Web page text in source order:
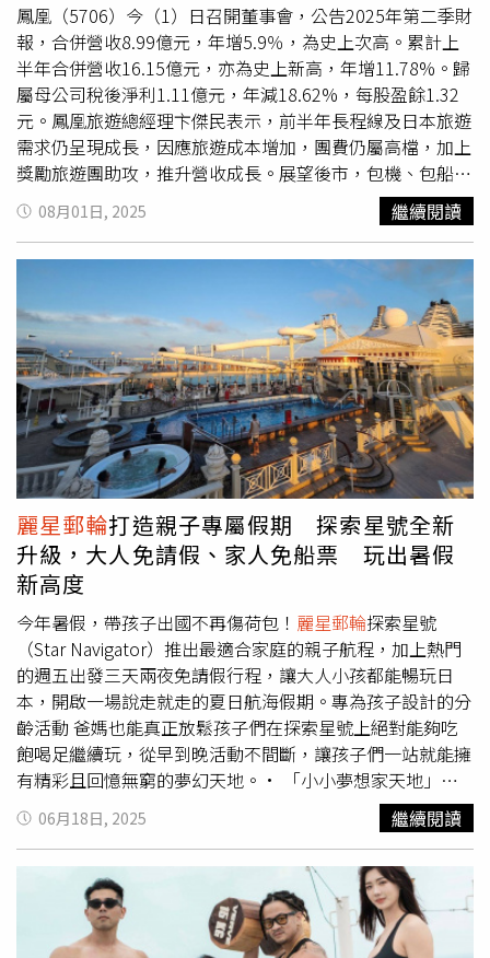
鳳凰（5706）今（1）日召開董事會，公告2025年第二季財
報，合併營收8.99億元，年增5.9％，為史上次高。累計上
半年合併營收16.15億元，亦為史上新高，年增11.78%。歸
屬母公司稅後淨利1.11億元，年減18.62%，每股盈餘1.32
元。鳳凰旅遊總經理卞傑民表示，前半年長程線及日本旅遊
需求仍呈現成長，因應旅遊成本增加，團費仍屬高檔，加上
獎勵旅遊團助攻，推升營收成長。展望後市，包機、包船業
務仍為重要成長動能來源，利用日本花卷、仙台包機包裝東
北行程，9月底以前已銷售一空，第四季銷售也持續增溫
中。包船部分MSC榮耀號11-1月推出以基隆為母港之東北亞
探索星號，除現行銷售
以基隆出發之航程，並自11月16日開始以高雄為母港推出
東北亞及東南亞航程。另，歌詩達郵輪也推高雄出發3個航
程，提供旅客或公司行號員旅不同選擇。進入秋冬賞楓季
節，日、韓、歐洲及美加等各地秋季賞楓行程也持續熱賣
中。慶典主題如德國啤酒節、聖誕市集等，每年也都能吸引
旅客慕名前往。高端產品如歐洲河輪、北歐極光屋等行程，
仍受旅客青睞。卞傑民表示，傳統第四季為員工或獎勵旅遊
團旺季，雖有美國關稅、地緣政治等因素影響，仍有既定的
計劃需執行，公司也已掌握相關需求。為吸納人才、補充人
力缺口，鳳凰也通過薪資調整案，將基本起薪調整至33,000
元，連同去年恢復之員工持股信託公司相對提撥金，追溯自
疫情結束後，最高調薪比例約達25%。
08月01日, 2025 繼續閱讀
麗星郵輪打造親子專屬假期 探索星號全新
升級，大人免請假、家人免船票 玩出暑假
新高度
今年暑假，帶孩子出國不再傷荷包！ 麗星郵輪探索星號
（Star Navigator）推出最適合家庭的親子航程，加上熱門
的週五出發三天兩夜免請假行程，讓大人小孩都能暢玩日
本，開啟一場說走就走的夏日航海假期。專為孩子設計的分
齡活動 爸媽也能真正放鬆孩子們在探索星號上絕對能夠吃
飽喝足繼續玩，從早到晚活動不間斷，讓孩子們一站就能擁
有精彩且回憶無窮的夢幻天地。• 「小小夢想家天地」：
陪玩姐姐免費陪伴，每天兩小時爸媽自由時光• 「泡沫派
對」、「小小航海家」：孩子最愛的戶外探險與動態活動•
親子手作、魔術秀：七樓活動區老少咸宜，天天有驚喜•
免費兒童餐與嬰兒食品：不只玩得開心，也吃得安心孩子們
在探索星號上絕對能夠吃飽喝足繼續玩，從早到晚活動不間
斷，讓孩子們一站就能擁有精彩且回憶無窮的夢幻天地（圖
06月18日, 2025 繼續閱讀